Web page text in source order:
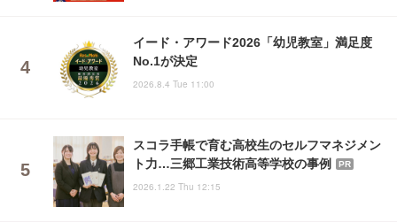
イード・アワード2026「幼児教室」満足度
No.1が決定
2026.8.4 Tue 11:00
スコラ手帳で育む高校生のセルフマネジメン
ト力…三郷工業技術高等学校の事例
PR
2026.1.22 Thu 12:15